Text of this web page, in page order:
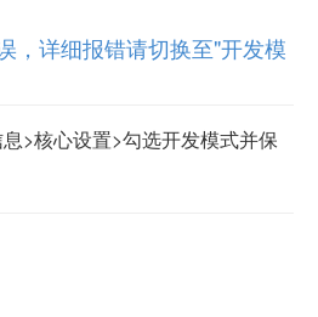
，详细报错请切换至"开发模
>核心设置>勾选开发模式并保